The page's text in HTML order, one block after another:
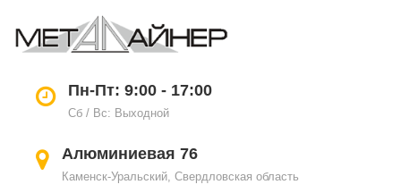
Пн-Пт: 9:00 - 17:00
Сб / Вс: Выходной
Алюминиевая 76
Каменск-Уральский, Свердловская область